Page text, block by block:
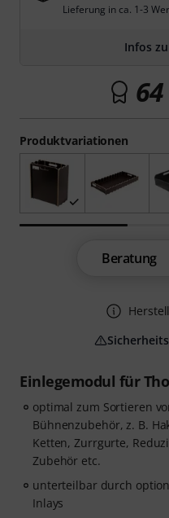
Einlegemodul für
optimal zum Sortieren
Bühnenzubehör, z. B.
Ketten, Zurrgurte,
Zubehör etc.
unterteilbar durch
Inlays
Produktvariationen
Lieferung in ca. 1-3
Infos
64
Beratung